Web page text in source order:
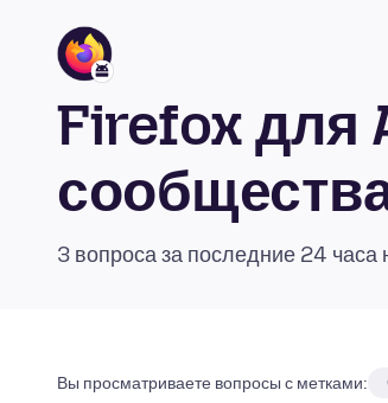
Firefox для
3 вопроса за последние 24 часа
Вы просматриваете вопросы с метками: